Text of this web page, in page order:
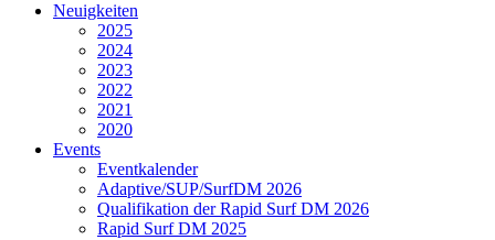
Neuigkeiten
2025
2024
2023
2022
2021
2020
Events
Eventkalender
Adaptive/SUP/SurfDM 2026
Qualifikation der Rapid Surf DM 2026
Rapid Surf DM 2025